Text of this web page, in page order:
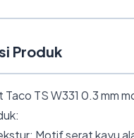
Produk
Taco TS W331 0.3 mm
Motif serat kayu